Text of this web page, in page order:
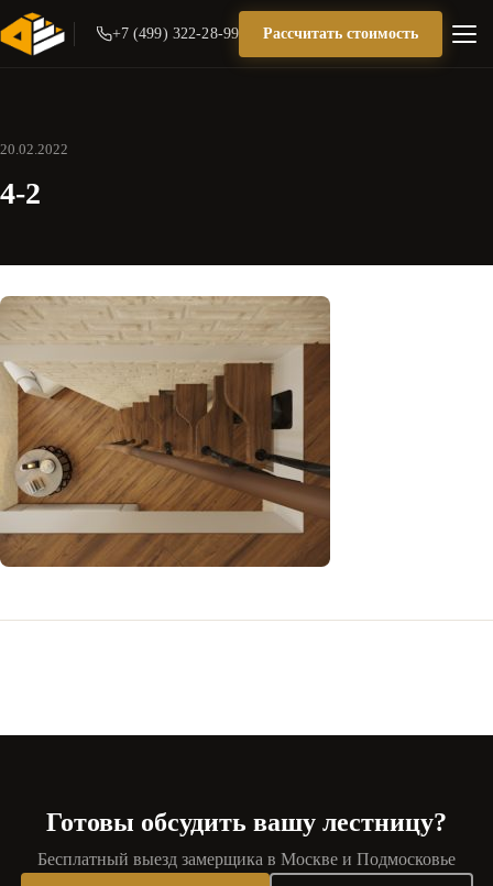
+7 (499) 322-28-99 Рассчитать стоимость
20.02.2022
4-2
Готовы обсудить вашу лестницу?
Бесплатный выезд замерщика в Москве и Подмосковье